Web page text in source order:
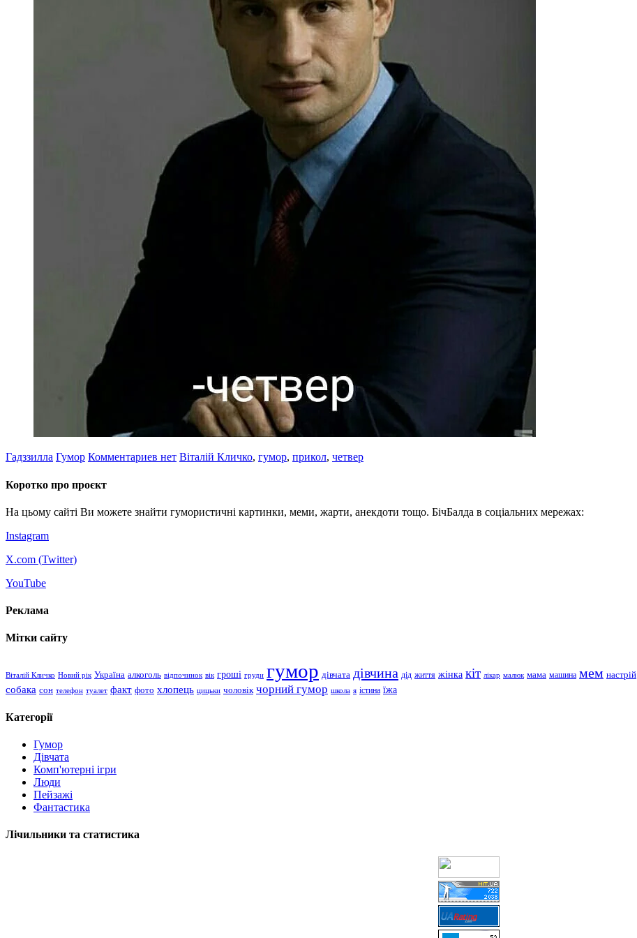
Гадззилла Гумор Комментариев нет Віталій Кличко, гумор, прикол, четвер
Коротко про проєкт
На цьому сайті Ви можете знайти гумористичні картинки, меми, жарти, анекдоти тощо. БічБалда в соціальних мережах:
Instagram
X.com (Twitter)
YouTube
Реклама
Мітки сайту
Віталій Кличко Новий рік Україна алкоголь відпочинок вік гроші груди гумор дівчата дівчина дід життя жінка кіт лікар малюк мама машина мем настрій
собака сон телефон туалет факт фото хлопець цицьки чоловік чорний гумор школа я істина їжа
Категорії
Гумор
Дівчата
Комп'ютерні ігри
Люди
Пейзажі
Фантастика
Лічильники та статистика